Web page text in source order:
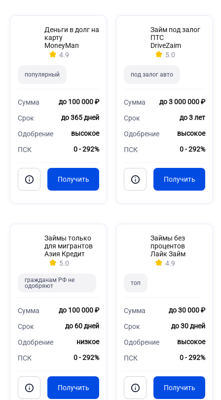
Деньги в долг на
карту
MoneyMan
4.9
популярный
Сумма до 100 000 ₽
Срок до 365 дней
Одобрение высокое
ПСК 0 - 292%
Займ под залог
ПТС
DriveZaim
5.0
под залог авто
Сумма до 3 000 000 ₽
Срок до 3 лет
Одобрение высокое
ПСК 0 - 292%
Займы только
для мигрантов
Азия Кредит
5.0
гражданам РФ не
одобряют
Сумма до 100 000 ₽
Срок до 60 дней
Одобрение низкое
ПСК 0 - 292%
Займы без
процентов
Лайк Займ
4.9
топ
Сумма до 30 000 ₽
Срок до 30 дней
Одобрение высокое
ПСК 0 - 292%